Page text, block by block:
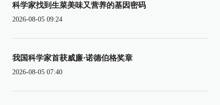
科学家找到生菜美味又营养的基因密码
2026-08-05 09:24
我国科学家首获威廉·诺德伯格奖章
2026-08-05 07:40